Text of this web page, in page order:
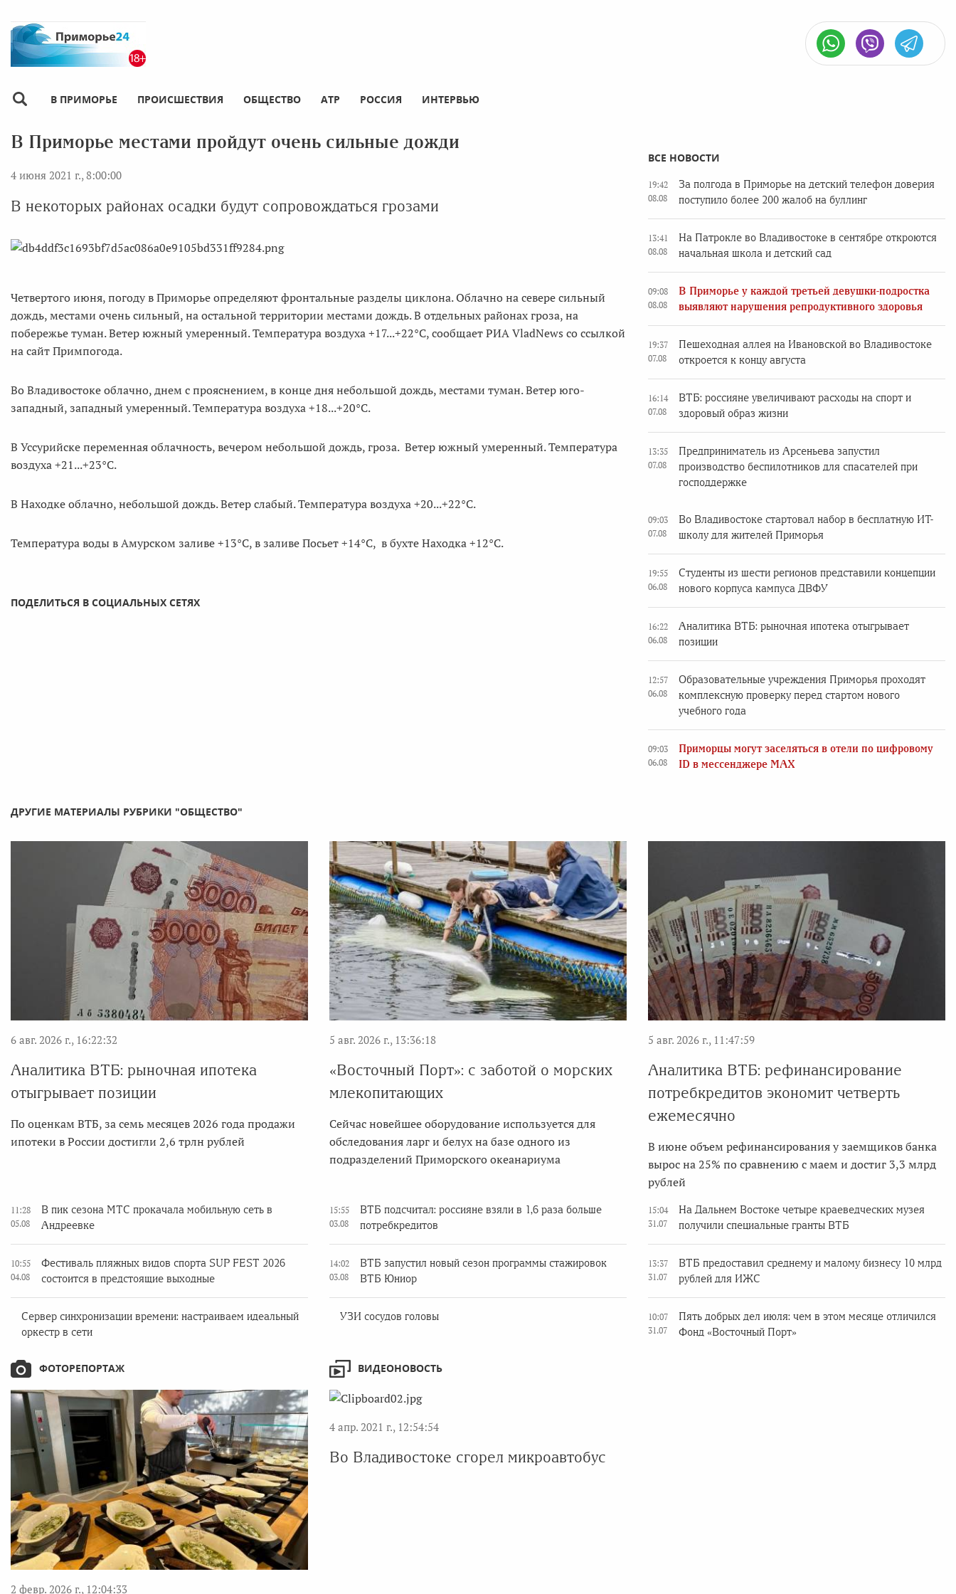
В ПРИМОРЬЕ ПРОИСШЕСТВИЯ ОБЩЕСТВО АТР РОССИЯ ИНТЕРВЬЮ
В Приморье местами пройдут очень сильные дожди
4 июня 2021 г., 8:00:00
В некоторых районах осадки будут сопровождаться грозами
Четвертого июня, погоду в Приморье определяют фронтальные разделы циклона. Облачно на севере сильный
дождь, местами очень сильный, на остальной территории местами дождь. В отдельных районах гроза, на
побережье туман. Ветер южный умеренный. Температура воздуха +17...+22°C, сообщает РИА VladNews со ссылкой
на сайт Примпогода.
Во Владивостоке облачно, днем с прояснением, в конце дня небольшой дождь, местами туман. Ветер юго-
западный, западный умеренный. Температура воздуха +18...+20°C.
В Уссурийске переменная облачность, вечером небольшой дождь, гроза. Ветер южный умеренный. Температура
воздуха +21...+23°C.
В Находке облачно, небольшой дождь. Ветер слабый. Температура воздуха +20...+22°C.
Температура воды в Амурском заливе +13°C, в заливе Посьет +14°C, в бухте Находка +12°C.
ПОДЕЛИТЬСЯ В СОЦИАЛЬНЫХ СЕТЯХ
ВСЕ НОВОСТИ
19:42
08.08
За полгода в Приморье на детский телефон доверия
поступило более 200 жалоб на буллинг
13:41
08.08
На Патрокле во Владивостоке в сентябре откроются
начальная школа и детский сад
09:08
08.08
В Приморье у каждой третьей девушки-подростка
выявляют нарушения репродуктивного здоровья
19:37
07.08
Пешеходная аллея на Ивановской во Владивостоке
откроется к концу августа
16:14
07.08
ВТБ: россияне увеличивают расходы на спорт и
здоровый образ жизни
13:35
07.08
Предприниматель из Арсеньева запустил
производство беспилотников для спасателей при
господдержке
09:03
07.08
Во Владивостоке стартовал набор в бесплатную ИТ-
школу для жителей Приморья
19:55
06.08
Студенты из шести регионов представили концепции
нового корпуса кампуса ДВФУ
16:22
06.08
Аналитика ВТБ: рыночная ипотека отыгрывает
позиции
12:57
06.08
Образовательные учреждения Приморья проходят
комплексную проверку перед стартом нового
учебного года
09:03
06.08
Приморцы могут заселяться в отели по цифровому
ID в мессенджере MAX
ДРУГИЕ МАТЕРИАЛЫ РУБРИКИ "ОБЩЕСТВО"
6 авг. 2026 г., 16:22:32
Аналитика ВТБ: рыночная ипотека
отыгрывает позиции
По оценкам ВТБ, за семь месяцев 2026 года продажи
ипотеки в России достигли 2,6 трлн рублей
5 авг. 2026 г., 13:36:18
«Восточный Порт»: с заботой о морских
млекопитающих
Сейчас новейшее оборудование используется для
обследования ларг и белух на базе одного из
подразделений Приморского океанариума
5 авг. 2026 г., 11:47:59
Аналитика ВТБ: рефинансирование
потребкредитов экономит четверть
ежемесячно
В июне объем рефинансирования у заемщиков банка
вырос на 25% по сравнению с маем и достиг 3,3 млрд
рублей
11:28
05.08
В пик сезона МТС прокачала мобильную сеть в
Андреевке
10:55
04.08
Фестиваль пляжных видов спорта SUP FEST 2026
состоится в предстоящие выходные
Сервер синхронизации времени: настраиваем идеальный
оркестр в сети
15:55
03.08
ВТБ подсчитал: россияне взяли в 1,6 раза больше
потребкредитов
14:02
03.08
ВТБ запустил новый сезон программы стажировок
ВТБ Юниор
УЗИ сосудов головы
15:04
31.07
На Дальнем Востоке четыре краеведческих музея
получили специальные гранты ВТБ
13:37
31.07
ВТБ предоставил среднему и малому бизнесу 10 млрд
рублей для ИЖС
10:07
31.07
Пять добрых дел июля: чем в этом месяце отличился
Фонд «Восточный Порт»
ФОТОРЕПОРТАЖ
2 февр. 2026 г., 12:04:33
ВИДЕОНОВОСТЬ
4 апр. 2021 г., 12:54:54
Во Владивостоке сгорел микроавтобус